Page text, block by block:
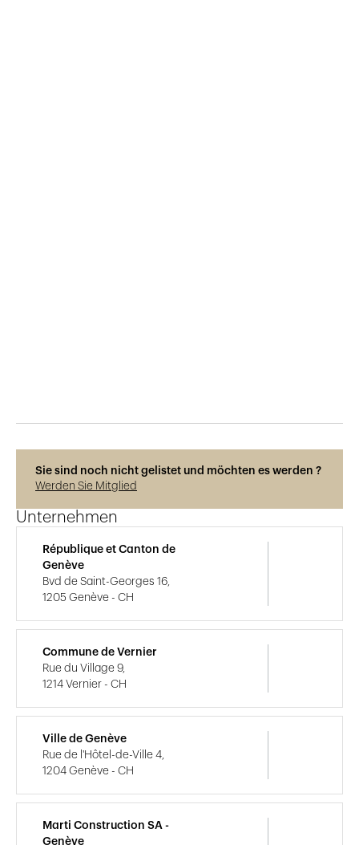
Sie sind noch nicht gelistet und möchten es werden ?
Werden Sie Mitglied
Unternehmen
République et Canton de
Genève
Bvd de Saint-Georges 16,
1205 Genève - CH
Commune de Vernier
Rue du Village 9,
1214 Vernier - CH
Ville de Genève
Rue de l'Hôtel-de-Ville 4,
1204 Genève - CH
Marti Construction SA -
Genève